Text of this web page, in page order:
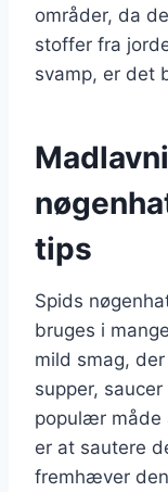
områder, da
stoffer fra
svamp, er det
tips
Spids
bruges i
mild smag,
supper,
populær måde
er at sautere
fremhæver